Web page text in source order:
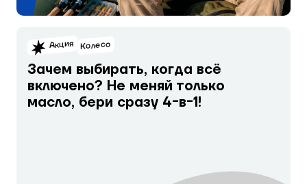
Акция Колесо
Зачем выбирать, когда всё
включено? Не меняй только
масло, бери сразу 4-в-1!